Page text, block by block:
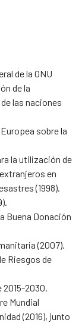
de la ONU
de la
las naciones
sobre la
la utilización de
en
(1998).
Buena Donación
(2007).
Riesgos de
2030.
Mundial
(2016), junto